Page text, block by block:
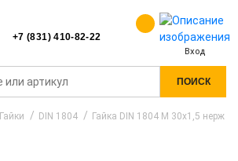
+7 (831) 410-82-22
Вход
ПОИСК
Гайки DIN 1804
Гайка DIN 1804 M 30x1,5 нерж